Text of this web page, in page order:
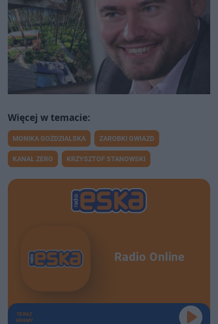
MONIKA GOŹDZIALSKA ZAROBKI GWIAZD
KANAŁ ZERO KRZYSZTOF STANOWSKI
Radio Online
TERAZ
GRAMY